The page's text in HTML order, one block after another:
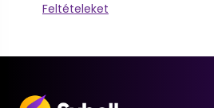
Feltételeket